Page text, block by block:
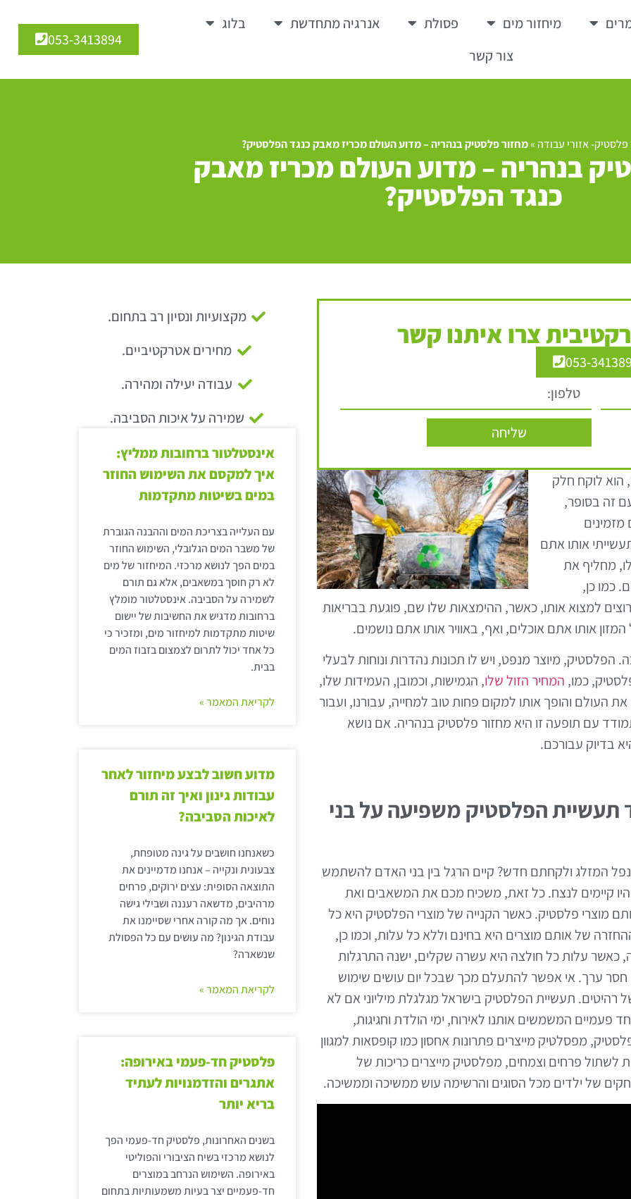
מיחזור מים פסולת אנרגיה מתחדשת
בלוג
צור קשר
053-3413894
פלסטיק- אזורי עבודה »מחזור פלסטיק בנהריה – מדוע העולם מכריז מאבק כנגד הפלסטיק?
בנהריה – מדוע העולם מכריז מאבק
כנגד הפלסטיק?
צרו איתנו קשר
053-
שליחה
הוא לוקח חלק
זה בסופר,
אותו אתם
מחליף את
כמו כן,
למצוא אותו, כאשר, ההימצאות שלו שם, פוגעת בבריאות
אותו אתם אוכלים, ואף, באוויר אותו אתם נושמים.
מיוצר מנפט, ויש לו תכונות נהדרות ונוחות לבעלי
כמו, המחיר הזול שלו, הגמישות, וכמובן, העמידות שלו,
העולם והופך אותו למקום פחות טוב למחייה, עבורנו, ועבור
עם תופעה זו היא מחזור פלסטיק בנהריה. אם נושא
בדיוק עבורכם.
תעשיית הפלסטיק משפיעה על בני
המזלג ולקחתם חדש? קיים הרגל בין בני האדם להשתמש
קיימים לנצח. כל זאת, משכיח מכם את המשאבים ואת
מוצרי פלסטיק. כאשר הקנייה של מוצרי הפלסטיק היא כל
של אותם מוצרים היא בחינם וללא כל עלות, וכמו כן,
24 קולקציות בשנה, כאשר עלות כל חולצה היא עשרה שקלים, ישנה התרגלות
חסר ערך. אי אפשר להתעלם מכך שבכל יום עושים שימוש
של רהיטים. תעשיית הפלסטיק בישראל מגלגלת מיליוני אם לא
פעמיים המשמשים אותנו לאירוח, ימי הולדת וחגיגות,
מפסלטיק מייצרים פתרונות אחסון כמו קופסאות למגוון
לשתול פרחים וצמחים, מפלסטיק מייצרים כריכות של
של ילדים מכל הסוגים והרשימה עוש ממשיכה וממשיכה.
מקצועיות ונסיון רב בתחום.
מחירים אטרקטיביים.
עבודה יעילה ומהירה.
שמירה על איכות הסביבה.
אינסטלטור ברחובות ממליץ:
איך למקסם את השימוש החוזר
במים בשיטות מתקדמות
עם העלייה בצריכת המים וההבנה הגוברת
של משבר המים הגלובלי, השימוש החוזר
במים הפך לנושא מרכזי. המיחזור של מים
לא רק חוסך במשאבים, אלא גם תורם
לשמירה על הסביבה. אינסטלטור מומלץ
ברחובות מדגיש את החשיבות של יישום
שיטות מתקדמות למיחזור מים, ומזכיר כי
כל אחד יכול לתרום לצמצום בזבוז המים
בבית.
לקריאת המאמר »
מדוע חשוב לבצע מיחזור לאחר
עבודות גינון ואיך זה תורם
לאיכות הסביבה?
כשאנחנו חושבים על גינה מטופחת,
צבעונית ונקייה – אנחנו מדמיינים את
התוצאה הסופית: עצים ירוקים, פרחים
מרהיבים, מדשאה רעננה ושבילי גישה
נוחים. אך מה קורה אחרי שסיימנו את
עבודת הגינון? מה עושים עם כל הפסולת
שנשארה?
לקריאת המאמר »
פלסטיק חד-פעמי באירופה:
אתגרים והזדמנויות לעתיד
בריא יותר
בשנים האחרונות, פלסטיק חד-פעמי הפך
לנושא מרכזי בשיח הציבורי והפוליטי
באירופה. השימוש הנרחב במוצרים
חד-פעמיים יצר בעיות משמעותיות בתחום